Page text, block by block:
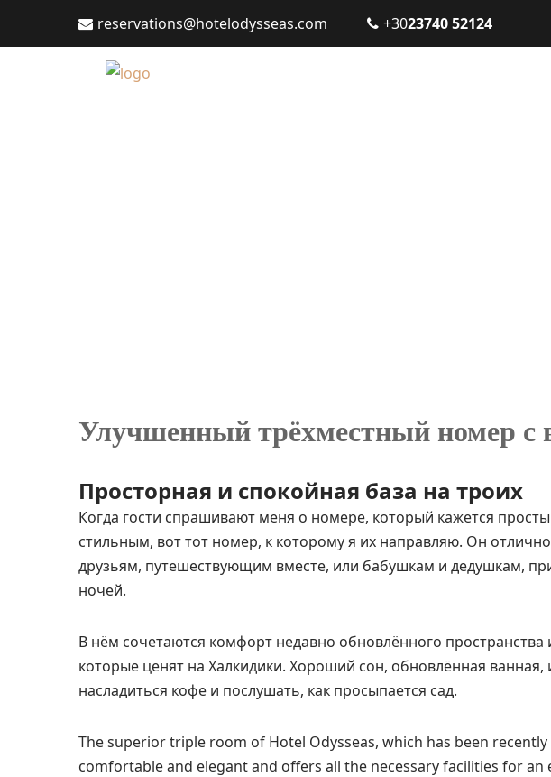
reservations@hotelodysseas.com +3023740 52124
Улучшенный трёхместный номер с
Просторная и спокойная база на троих
Когда гости спрашивают меня о номере, который кажется
стильным, вот тот номер, к которому я их направляю. Он
друзьям, путешествующим вместе, или бабушкам и дедушкам,
ночей.
В нём сочетаются комфорт недавно обновлённого
которые ценят на Халкидики. Хороший сон, обновлённая
насладиться кофе и послушать, как просыпается сад.
The superior triple room of Hotel Odysseas, which has been
comfortable and elegant and offers all the necessary facilities for an